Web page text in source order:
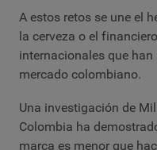
A estos retos se une el
la cerveza o el
internacionales que han
mercado colombiano.
Una investigación de
Colombia ha
marca es menor que